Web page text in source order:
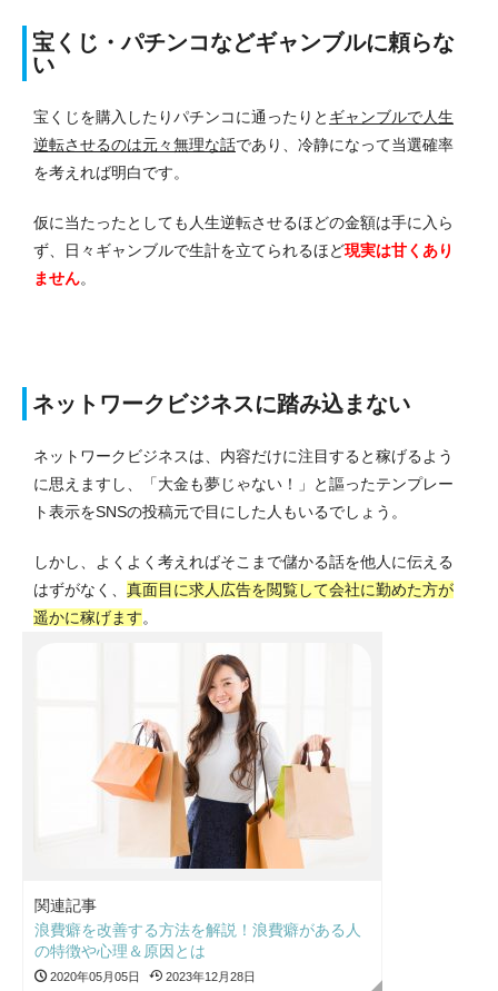
宝くじ・パチンコなどギャンブルに頼らな
い
宝くじを購入したりパチンコに通ったりと ギャンブルで人生
逆転させるのは元々無理な話であり、冷静になって当選確率
を考えれば明白です。
仮に当たったとしても人生逆転させるほどの金額は手に入ら
ず、日々ギャンブルで生計を立てられるほど現実は甘くあり
ません。
ネットワークビジネスに踏み込まない
ネットワークビジネスは、内容だけに注目すると稼げるよう
に思えますし、「大金も夢じゃない！」と謳ったテンプレー
ト表示をSNSの投稿元で目にした人もいるでしょう。
しかし、よくよく考えればそこまで儲かる話を他人に伝える
はずがなく、 真面目に求人広告を閲覧して会社に勤めた方が
遥かに稼げます。
関連記事
浪費癖を改善する方法を解説！浪費癖がある人
の特徴や心理＆原因とは
2020年05月05日 2023年12月28日